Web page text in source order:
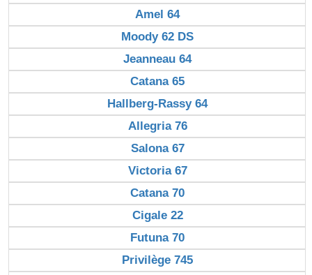
Amel 64
Moody 62 DS
Jeanneau 64
Catana 65
Hallberg-Rassy 64
Allegria 76
Salona 67
Victoria 67
Catana 70
Cigale 22
Futuna 70
Privilège 745